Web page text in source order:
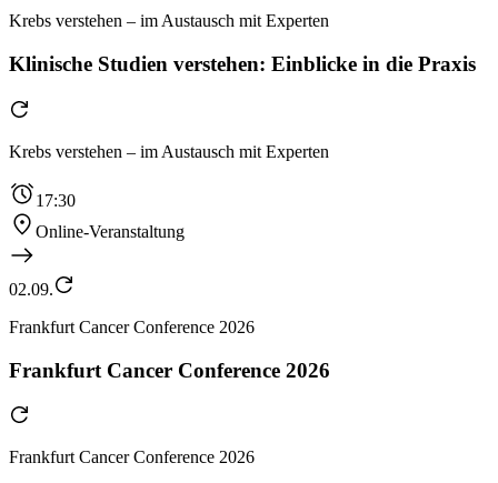
Krebs verstehen – im Austausch mit Experten
Klinische Studien verstehen: Einblicke in die Praxis
Krebs verstehen – im Austausch mit Experten
17:30
Online-Veranstaltung
02.09.
Frankfurt Cancer Conference 2026
Frankfurt Cancer Conference 2026
Frankfurt Cancer Conference 2026